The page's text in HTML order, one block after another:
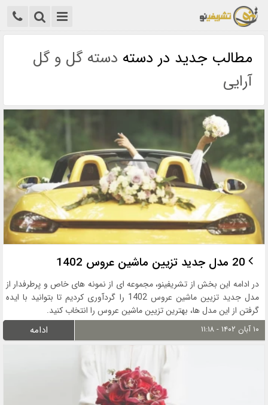
مطالب جدید در دسته دسته گل و گل
آرایی
20 مدل جدید تزیین ماشین عروس 1402
در ادامه این بخش از تشریفینو، مجموعه ای از نمونه های خاص و پرطرفدار از
مدل جدید تزیین ماشین عروس 1402 را گردآوری کردیم تا بتوانید با ایده
گرفتن از این مدل ها، بهترین تزیین ماشین عروس را انتخاب کنید.
۱۰ آبان ۱۴۰۲ - ۱۱:۱۸ ادامه